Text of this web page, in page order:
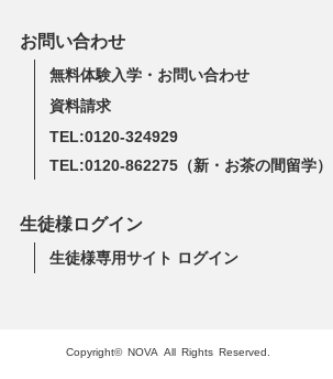
お問い合わせ
無料体験入学・お問い合わせ
資料請求
TEL:0120-324929
TEL:0120-862275（新・お茶の間留学）
生徒様ログイン
生徒様専用サイト ログイン
Copyright© NOVA All Rights Reserved.